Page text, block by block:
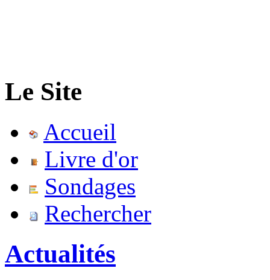
Le Site
Accueil
Livre d'or
Sondages
Rechercher
Actualités